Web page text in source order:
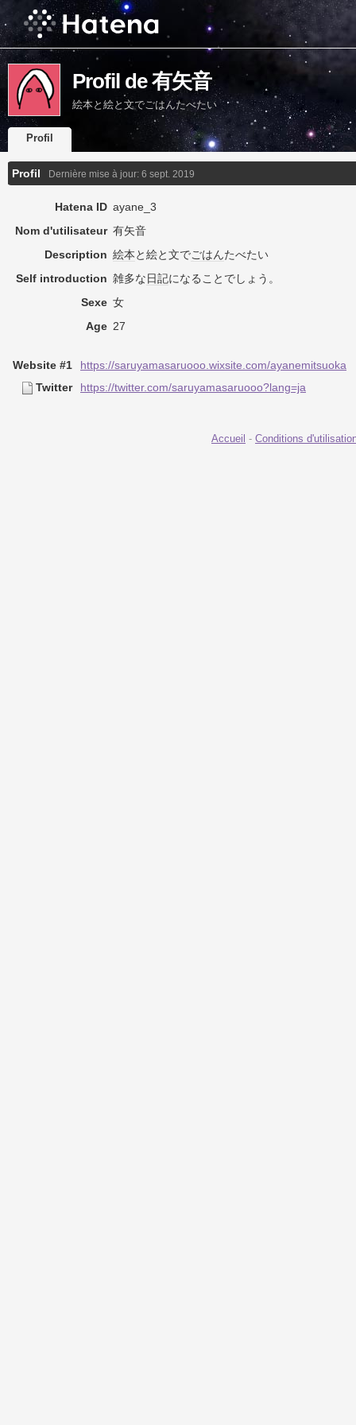
Profil de 有矢音
絵本と絵と文でごはんたべたい
Profil
Profil Dernière mise à jour: 6 sept. 2019
Hatena ID ayane_3
Nom d'utilisateur 有矢音
Description 絵本と絵と文でごはんたべたい
Self introduction 雑多な日記になることでしょう。
Sexe 女
Age 27
Website #1
https://saruyamasaruooo.wixsite.com/ayanemitsuoka
Twitter
https://twitter.com/saruyamasaruooo?lang=ja
Accueil - Conditions